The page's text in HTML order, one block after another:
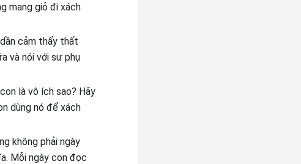
mang giỏ đi xách
cảm thấy thất
và nói với sư phụ
là vô ích sao? Hãy
dùng nó để xách
không phải ngày
Mỗi ngày con đọc